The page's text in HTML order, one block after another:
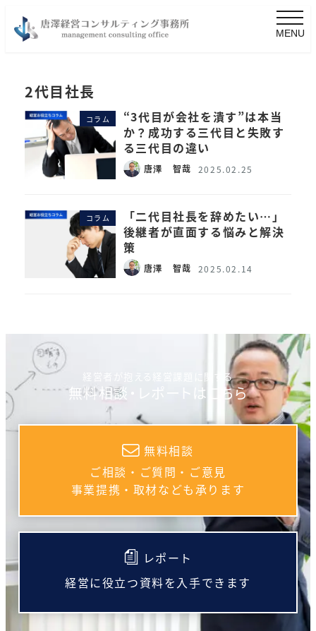
MENU
2代目社長
コラム
“3代目が会社を潰す”は本当
か？成功する三代目と失敗す
る三代目の違い
唐澤 智哉 2025.02.25
コラム
「二代目社長を辞めたい…」
後継者が直面する悩みと解決
策
唐澤 智哉 2025.02.14
経営者が抱える経営課題に関する
無料相談・レポートはこちら
無料相談
ご相談・ご質問・ご意見
事業提携・取材なども承ります
レポート
経営に役立つ資料を入手できます